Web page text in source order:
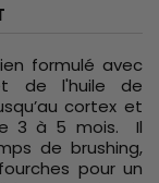
formulé avec
de l'huile de
cortex et
3 à 5 mois. Il
de brushing,
pour un